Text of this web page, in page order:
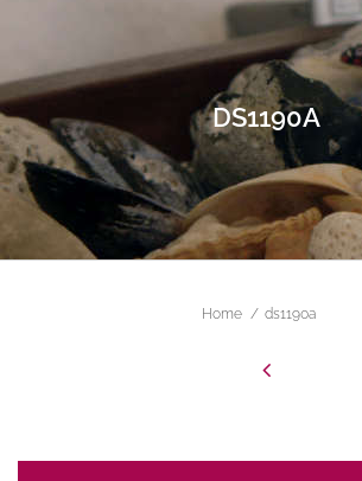
ALL FIELDS ARE REQUIRED.
Close Appointment form
DS1190A
Home ds1190a